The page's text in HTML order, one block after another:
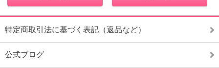
特定商取引法に基づく表記（返品など）
公式ブログ